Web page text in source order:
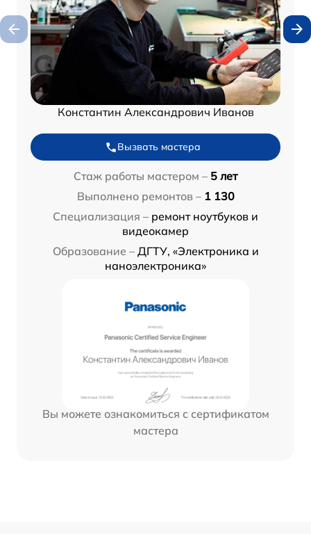
Константин Александрович Иванов
Вызвать мастера
Стаж работы мастером – 5 лет
Выполнено ремонтов – 1 130
Специализация – ремонт ноутбуков и
видеокамер
Образование – ДГТУ, «Электроника и
наноэлектроника»
Вы можете ознакомиться с сертификатом
мастера